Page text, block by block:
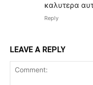
καλυτερα
Reply
LEAVE A REPLY